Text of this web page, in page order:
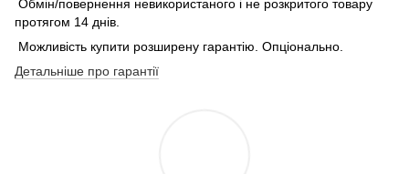
Обмін/повернення невикористаного і не розкритого товару
протягом 14 днів.
Можливість купити розширену гарантію. Опціонально.
Детальніше про гарантії